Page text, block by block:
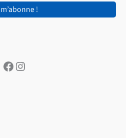
Facebook
Instagram